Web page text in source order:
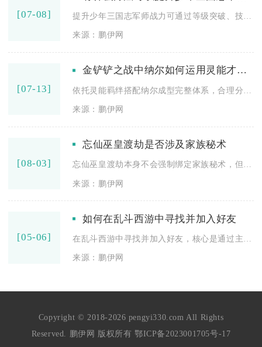
[07-08]
来源：鹏伊网
[07-13]
金铲铲之战中纳尔如何运用灵能才能获胜
来源：鹏伊网
[08-03]
忘仙巫皇渡劫是否涉及家族秘术
忘仙巫皇渡劫本身不会强制绑定家族秘术，但高阶渡劫想要稳定通关...
来源：鹏伊网
[05-06]
如何在乱斗西游中寻找并加入好友
来源：鹏伊网
Copyright © 2018-2026 pengyi330.com All Rights
Reserved. 鹏伊网 版权所有 鄂ICP备2023001705号-17